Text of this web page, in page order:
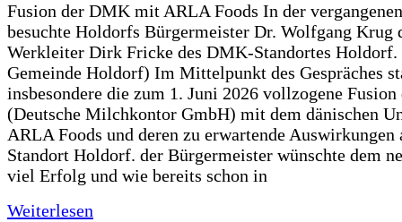
Fusion der DMK mit ARLA Foods In der
besuchte Holdorfs Bürgermeister Dr. Wolfgang Krug
Werkleiter Dirk Fricke des DMK-Standortes Holdorf.
Gemeinde Holdorf) Im Mittelpunkt des Gespräches
insbesondere die zum 1. Juni 2026 vollzogene
(Deutsche Milchkontor GmbH) mit dem dänischen
ARLA Foods und deren zu erwartende Auswirkungen
Standort Holdorf. der Bürgermeister wünschte dem
viel Erfolg und wie bereits schon in
Weiterlesen